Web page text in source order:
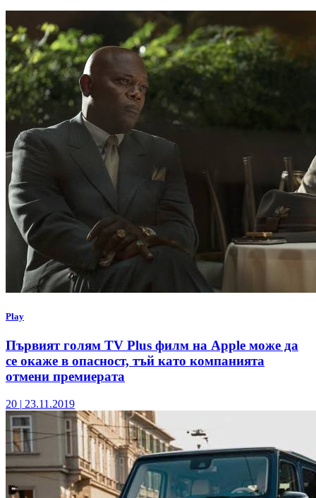
Play
Първият голям TV Plus филм на Apple може да
се окаже в опасност, тъй като компанията
отмени премиерата
20 | 23.11.2019